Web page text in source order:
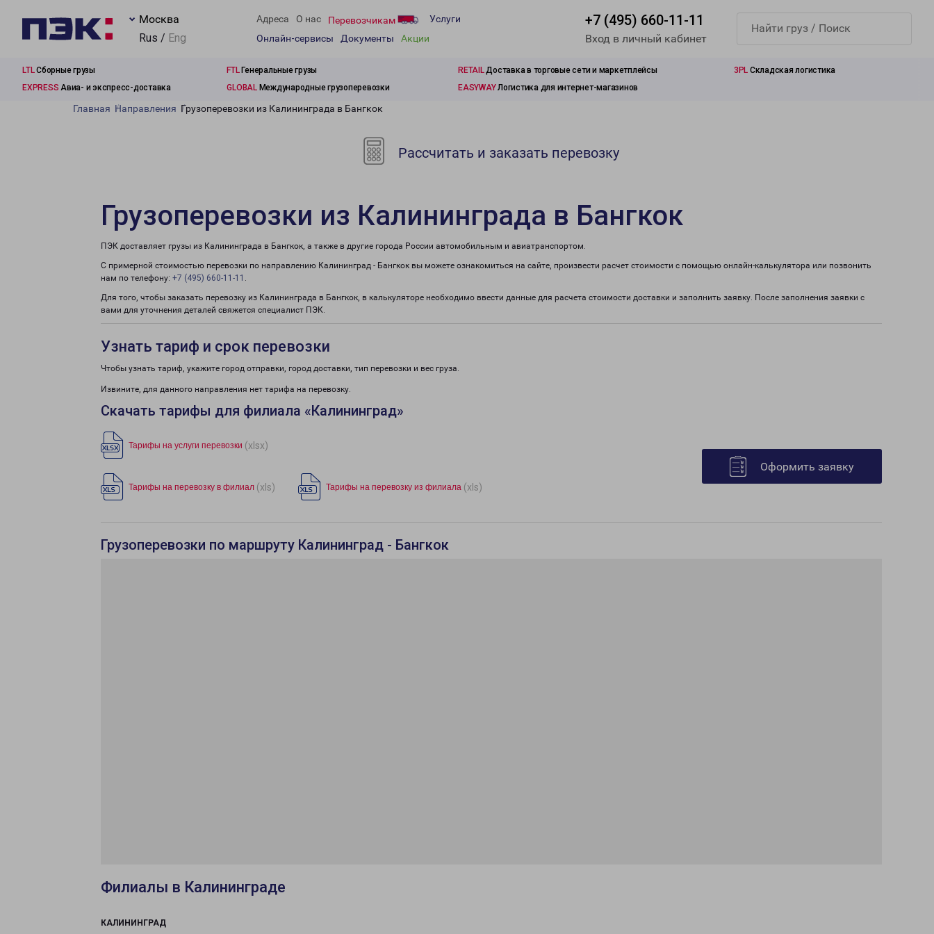
Москва
Rus / Eng
Адреса О нас Перевозчикам
Услуги
Онлайн-сервисы
Документы Акции
+7 (495) 660-11-11
Вход в личный кабинет
LTLСборные грузы FTLГенеральные грузы RETAILДоставка в торговые сети и маркетплейсы 3PL Складская логистика
EXPRESS Авиа- и экспресс-доставка GLOBALМеждународные грузоперевозки EASYWAYЛогистика для интернет-магазинов
Главная Направления Грузоперевозки из Калининграда в Бангкок
Рассчитать и заказать перевозку
Грузоперевозки из Калининграда в Бангкок
ПЭК доставляет грузы из Калининграда в Бангкок, а также в другие города России автомобильным и авиатранспортом.
С примерной стоимостью перевозки по направлению Калининград - Бангкок вы можете ознакомиться на сайте, произвести расчет стоимости с помощью онлайн-калькулятора или позвонить
нам по телефону: +7 (495) 660-11-11 .
Для того, чтобы заказать перевозку из Калининграда в Бангкок, в калькуляторе необходимо ввести данные для расчета стоимости доставки и заполнить заявку. После заполнения заявки с
вами для уточнения деталей свяжется специалист ПЭК.
Узнать тариф и срок перевозки
Чтобы узнать тариф, укажите город отправки, город доставки, тип перевозки и вес груза.
Извините, для данного направления нет тарифа на перевозку.
Скачать тарифы для филиала «Калининград»
Тарифы на услуги перевозки (xlsx)
Тарифы на перевозку в филиал (xls) Тарифы на перевозку из филиала (xls)
Оформить заявку
Грузоперевозки по маршруту Калининград - Бангкок
Филиалы в Калининграде
КАЛИНИНГРАД